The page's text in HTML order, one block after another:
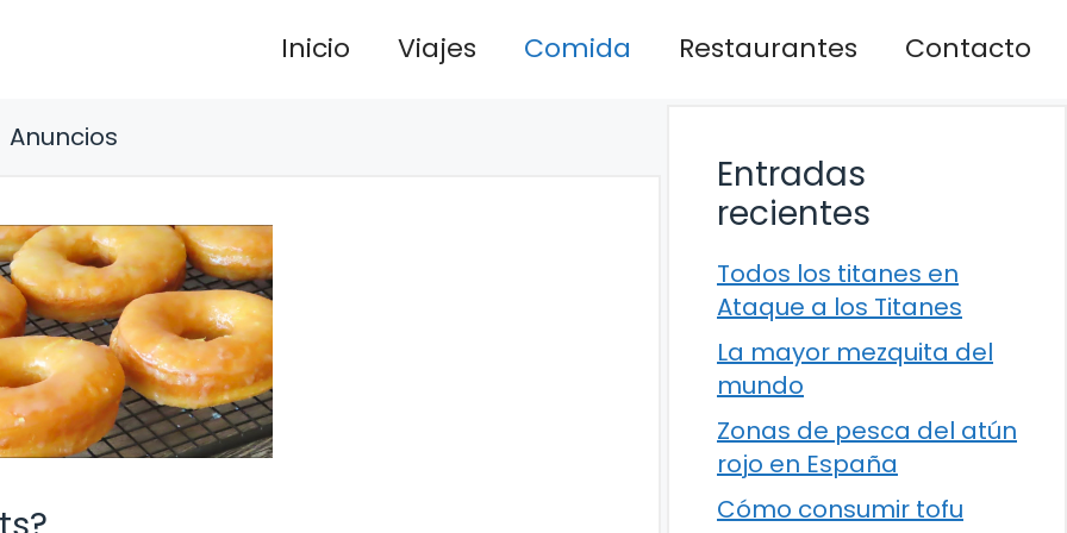
Inicio Viajes Comida Restaurantes Contacto
Anuncios
Entradas
recientes
Todos los titanes en
Ataque a los Titanes
La mayor mezquita del
mundo
Zonas de pesca del atún
rojo en España
Cómo consumir tofu